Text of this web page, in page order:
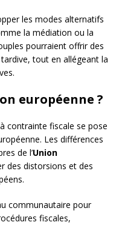
les modes alternatifs
la médiation ou la
pourraient offrir des
tout en allégeant la
européenne ?
contrainte fiscale se pose
Les différences
de l’Union
des distorsions et des
communautaire pour
fiscales,